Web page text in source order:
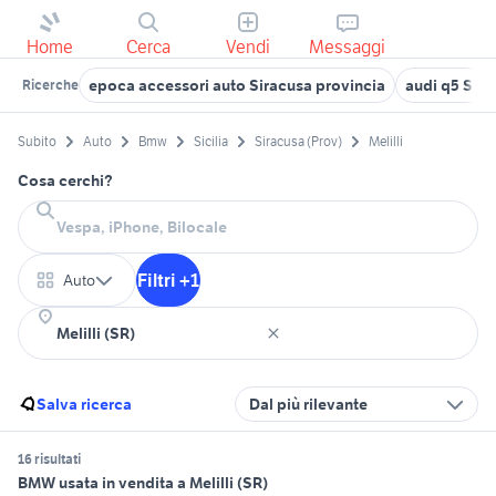
Home Cerca Vendi Messaggi
Ricerche epoca accessori auto Siracusa provincia audi q5
Subito Auto Bmw Sicilia Siracusa (Prov) Melilli
Cosa cerchi?
Auto Filtri +1
Salva ricerca Dal più rilevante
16 risultati
BMW usata in vendita a Melilli (SR)